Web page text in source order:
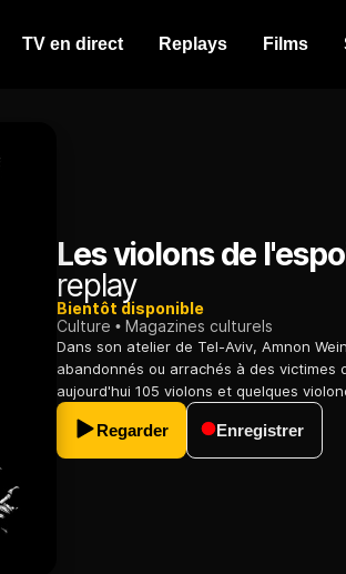
TV en direct Replays Films
Les violons de
replay
Bientôt disponible
Culture
Magazines culturels
Dans son atelier de Tel-Aviv, Amnon
abandonnés ou arrachés à des victimes
aujourd'hui 105 violons et quelques
Regarder Enregistrer